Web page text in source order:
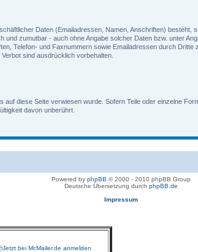
Daten (Emailadressen, Namen, Anschriften)
zumutbar - auch ohne Angabe solcher Daten bzw. unter
Telefon- und Faxnummern sowie Emailadressen durch
sind ausdrücklich vorbehalten.
diese Seite verwiesen wurde. Sofern Teile oder einzelne
davon unberührt.
Powered by phpBB © 2000 - 2010 phpBB Group
Deutsche Übersetzung durch phpBB.de
Impressum